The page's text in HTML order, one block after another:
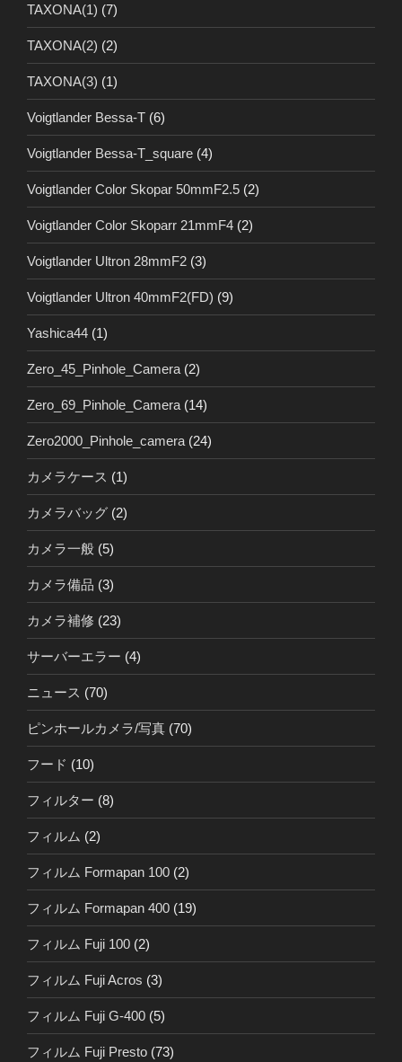
TAXONA(1) (7)
TAXONA(2) (2)
TAXONA(3) (1)
Voigtlander Bessa-T (6)
Voigtlander Bessa-T_square (4)
Voigtlander Color Skopar 50mmF2.5 (2)
Voigtlander Color Skoparr 21mmF4 (2)
Voigtlander Ultron 28mmF2 (3)
Voigtlander Ultron 40mmF2(FD) (9)
Yashica44 (1)
Zero_45_Pinhole_Camera (2)
Zero_69_Pinhole_Camera (14)
Zero2000_Pinhole_camera (24)
カメラケース (1)
カメラバッグ (2)
カメラ一般 (5)
カメラ備品 (3)
カメラ補修 (23)
サーバーエラー (4)
ニュース (70)
ピンホールカメラ/写真 (70)
フード (10)
フィルター (8)
フィルム (2)
フィルム Formapan 100 (2)
フィルム Formapan 400 (19)
フィルム Fuji 100 (2)
フィルム Fuji Acros (3)
フィルム Fuji G-400 (5)
フィルム Fuji Presto (73)